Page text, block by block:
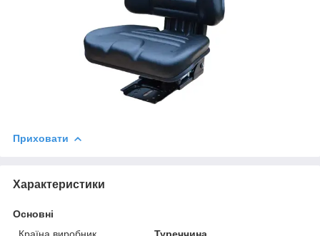
Приховати
Характеристики
Основні
Країна виробник
Туреччина